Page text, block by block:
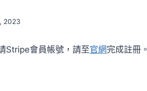
2023
Stripe會員帳號，請至官網完成註冊。